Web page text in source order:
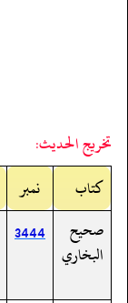
تخريج الحديث:
کتاب
نمبر
صحيح
البخاري
3444